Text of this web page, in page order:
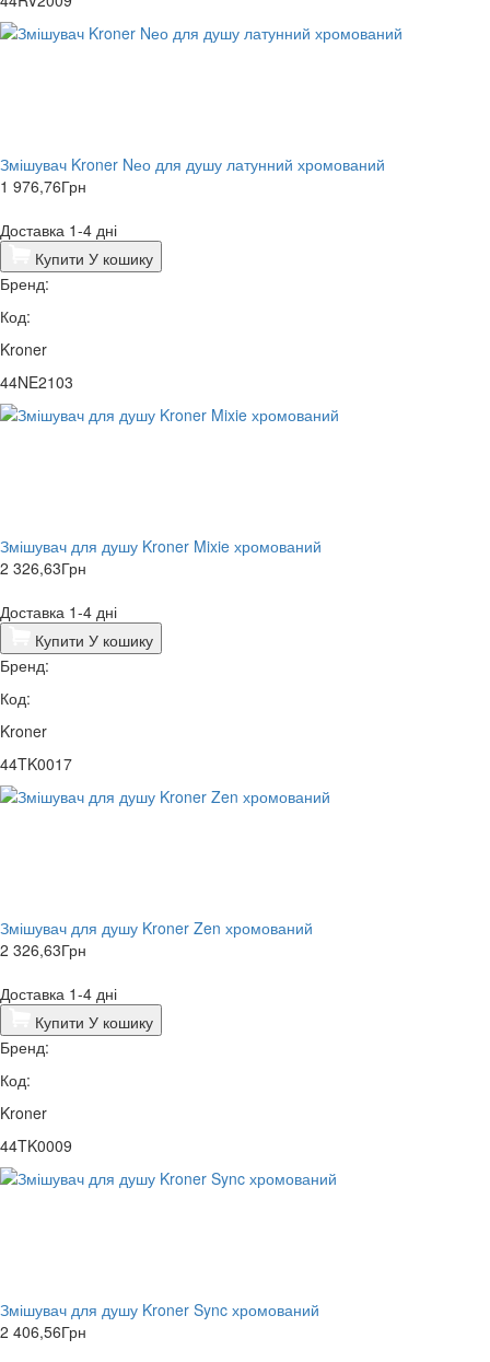
Змішувач Kroner Nео для душу латунний хромований
1 976,76Грн
Доставка 1-4 дні
Купити У кошику
Бренд:
Код:
Kroner
44NE2103
Змішувач для душу Kroner Mixie хромований
2 326,63Грн
Доставка 1-4 дні
Купити У кошику
Бренд:
Код:
Kroner
44TK0017
Змішувач для душу Kroner Zen хромований
2 326,63Грн
Доставка 1-4 дні
Купити У кошику
Бренд:
Код:
Kroner
44TK0009
Змішувач для душу Kroner Sync хромований
2 406,56Грн